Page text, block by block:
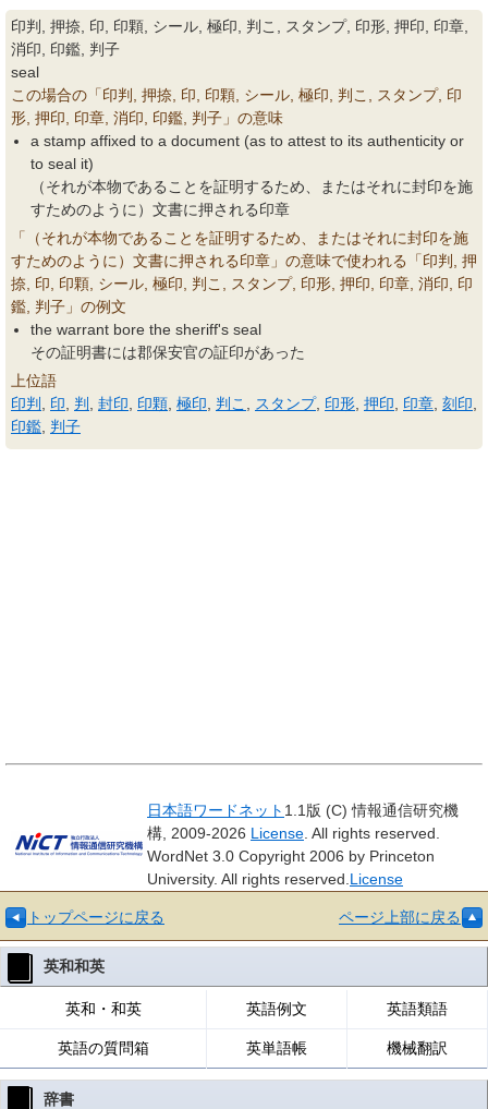
印判, 押捺, 印, 印顆, シール, 極印, 判こ, スタンプ, 印形, 押印, 印章,
消印, 印鑑, 判子
seal
この場合の「印判, 押捺, 印, 印顆, シール, 極印, 判こ, スタンプ, 印
形, 押印, 印章, 消印, 印鑑, 判子」の意味
a stamp affixed to a document (as to attest to its authenticity or
to seal it)
（それが本物であることを証明するため、またはそれに封印を施
すためのように）文書に押される印章
「（それが本物であることを証明するため、またはそれに封印を施
すためのように）文書に押される印章」の意味で使われる「印判, 押
捺, 印, 印顆, シール, 極印, 判こ, スタンプ, 印形, 押印, 印章, 消印, 印
鑑, 判子」の例文
the warrant bore the sheriff's seal
その証明書には郡保安官の証印があった
上位語
印判
印 判 封印 印顆 極印 判こ スタンプ, 印形 押印 印章 刻印
印鑑 判子
日本語ワードネット 1.1版 (C) 情報通信研究機
構, 2009-2026 License . All rights reserved.
WordNet 3.0 Copyright 2006 by Princeton
University. All rights reserved. License
トップページに戻る ページ上部に戻る
英和和英
英和・和英 英語例文 英語類語
英語の質問箱 英単語帳 機械翻訳
辞書